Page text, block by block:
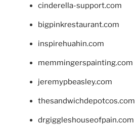
cinderella-support.com
bigpinkrestaurant.com
inspirehuahin.com
memmingerspainting.com
jeremypbeasley.com
thesandwichdepotcos.com
drgiggleshouseofpain.com